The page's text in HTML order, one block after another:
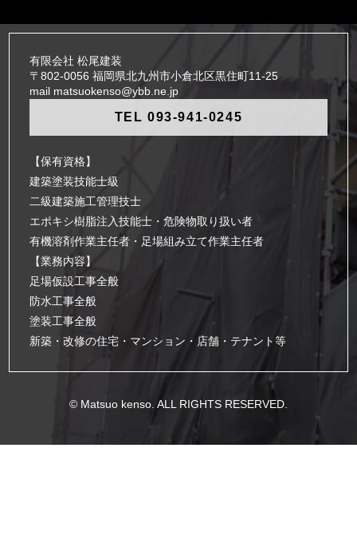
有限会社 松尾建装
〒802-0056 福岡県北九州市小倉北区黒住町11-25
mail matsuokenso@ybb.ne.jp
TEL 093-941-0245
【保有資格】
建築塗装技能士級
二級建築施工管理技士
エポキシ樹脂注入技能士・危険物取り扱い者
有機溶剤作業主任者・足場組み立て作業主任者
【業務内容】
足場仮設工事全般
防水工事全般
塗装工事全般
新築・改修の住宅・マンション・店舗・テナント等
© Matsuo kenso. ALL RIGHTS RESERVED.